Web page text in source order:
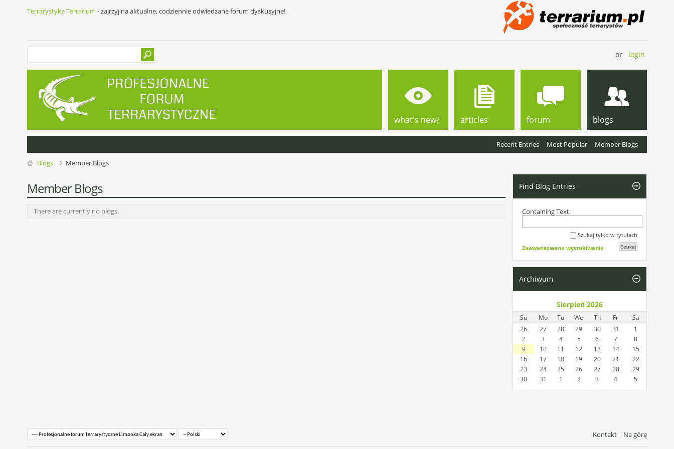
Terrarystyka Terrarium - zajrzyj na aktualne, codziennie odwiedzane forum dyskusyjne!
or login
what's new? articles forum blogs
Recent Entries Most Popular Member Blogs
Blogs Member Blogs
Member Blogs
There are currently no blogs.
Find Blog Entries
Containing Text:
Szukaj tylko w tytułach
Zaawansowane wyszukiwanie
Archiwum
Sierpień 2026
Su Mo Tu We Th Fr
Sa
26
27 28 29 30 31
1
2
3 4 5 6 7
8
9
10 11 12 13 14
15
16
17 18 19 20 21
22
23
24 25 26 27 28
29
30
31 1 2 3 4 5
Kontakt | Na górę